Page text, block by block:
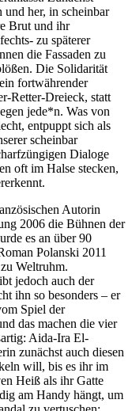
her, in scheinbar
Brut und ihr
zu späterer
die Fassaden zu
Die Solidarität
fortwährender
Retter-Dreieck, statt
jede*n. Was von
entpuppt sich als
scheinbar
Dialoge
oft im Halse stecken,
Autorin
2006 die Bühnen der
es an über 90
Polanski 2011
Weltruhm.
jedoch auch der
ihn so besonders – er
Spiel der
das machen die vier
Aida-Ira El-
zunächst auch diesen
will, bis es ihr im
Heiß als ihr Gatte
am Handy hängt, um